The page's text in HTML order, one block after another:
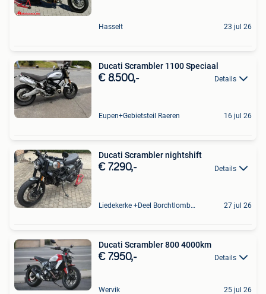
Hasselt 23 jul 26
Ducati Scrambler 1100 Speciaal
€ 8.500,- Details
Eupen+Gebietsteil Raeren 16 jul 26
Ducati Scrambler nightshift
€ 7.290,- Details
Liedekerke +Deel Borchtlombeek 27 jul 26
Ducati Scrambler 800 4000km
€ 7.950,- Details
Wervik 25 jul 26